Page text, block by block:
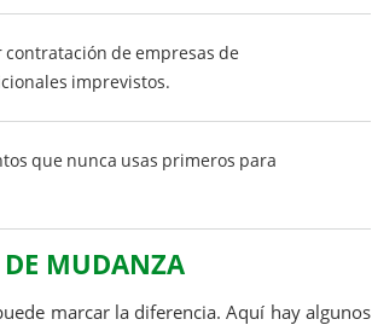
de empresas de
imprevistos.
que nunca usas primeros para
MUDANZA
marcar la diferencia. Aquí hay algunos